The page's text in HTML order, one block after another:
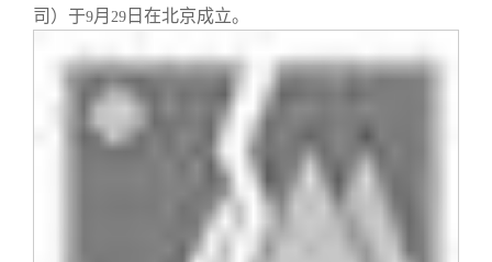
院系校友工作
专业委员会
兴趣群体
西南联大校友会
捐赠新闻
捐赠纪事
捐赠方法
义工计划
《清华校友通讯》
《水木清华》
我要订阅
新媒体平台
百年清华
清华人物
清华故事
青春风采
终身学习
信息化服务
总会简介
司）于9月 29 日在北京成立。